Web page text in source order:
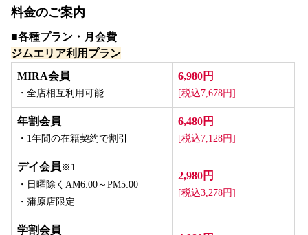
料金のご案内
■各種プラン・月会費
ジムエリア利用プラン
MIRA会員
・全店相互利用可能
6,980円
[税込7,678円]
年割会員
・1年間の在籍契約で割引
6,480円
[税込7,128円]
デイ会員 ※1
・日曜除くAM6:00～PM5:00
・蒲原店限定
2,980円
[税込3,278円]
学割会員